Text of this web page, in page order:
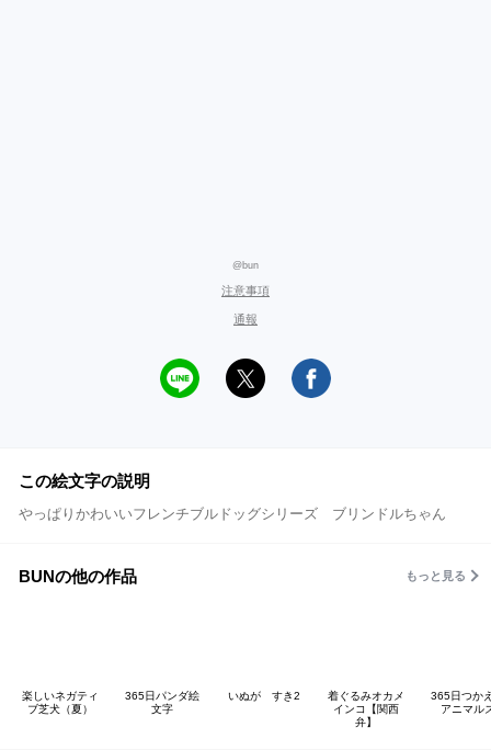
@bun
注意事項
通報
この絵文字の説明
やっぱりかわいいフレンチブルドッグシリーズ ブリンドルちゃん
BUNの他の作品 もっと見る
楽しいネガティ
ブ芝犬（夏）
365日パンダ絵
文字
いぬが すき2
着ぐるみオカメ
インコ【関西
弁】
365日つか
アニマル